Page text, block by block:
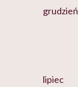
grudzień
lipiec